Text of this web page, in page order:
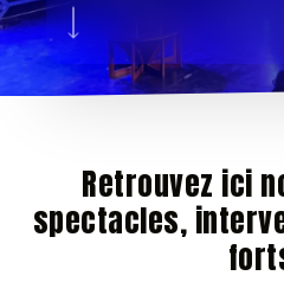
Retrouvez ici
spectacles,